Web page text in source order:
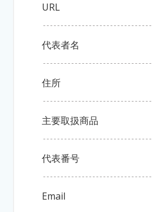
URL
代表者名
住所
主要取扱商品
代表番号
Email